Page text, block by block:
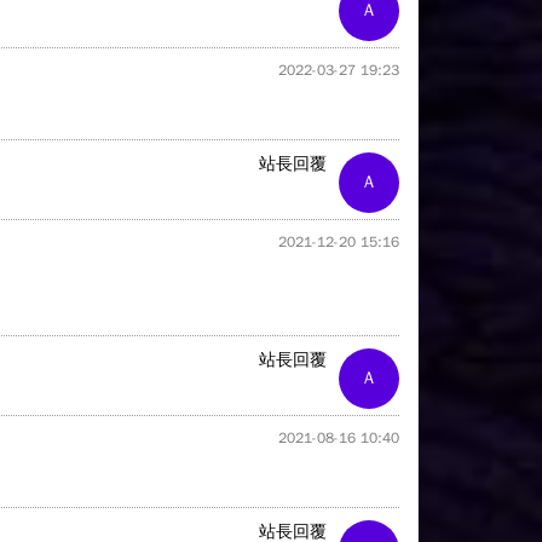
A
2022-03-27 19:23
A
站長回覆
2021-12-20 15:16
A
站長回覆
2021-08-16 10:40
站長回覆